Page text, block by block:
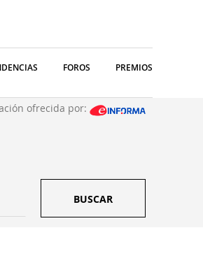
FOROS PREMIOS
ofrecida por:
BUSCAR